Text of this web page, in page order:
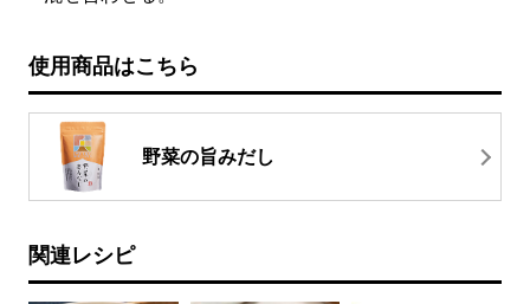
使用商品はこちら
野菜の旨みだし
関連レシピ